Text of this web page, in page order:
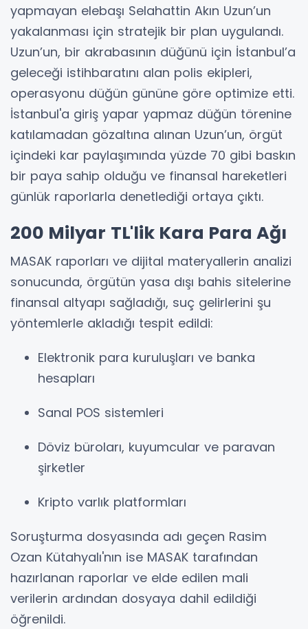
yapmayan elebaşı Selahattin Akın Uzun’un
yakalanması için stratejik bir plan uygulandı.
Uzun’un, bir akrabasının düğünü için İstanbul’a
geleceği istihbaratını alan polis ekipleri,
operasyonu düğün gününe göre optimize etti.
İstanbul'a giriş yapar yapmaz düğün törenine
katılamadan gözaltına alınan Uzun’un, örgüt
içindeki kar paylaşımında yüzde 70 gibi baskın
bir paya sahip olduğu ve finansal hareketleri
günlük raporlarla denetlediği ortaya çıktı.
200 Milyar TL'lik Kara Para Ağı
MASAK raporları ve dijital materyallerin analizi
sonucunda, örgütün yasa dışı bahis sitelerine
finansal altyapı sağladığı, suç gelirlerini şu
yöntemlerle akladığı tespit edildi:
Elektronik para kuruluşları ve banka
hesapları
Sanal POS sistemleri
Döviz büroları, kuyumcular ve paravan
şirketler
Kripto varlık platformları
Soruşturma dosyasında adı geçen Rasim
Ozan Kütahyalı'nın ise MASAK tarafından
hazırlanan raporlar ve elde edilen mali
verilerin ardından dosyaya dahil edildiği
öğrenildi.